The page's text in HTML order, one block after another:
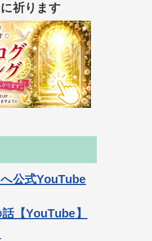
祈ります
公式YouTube
【YouTube】